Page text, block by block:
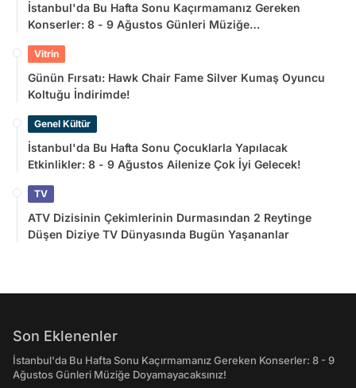
İstanbul'da Bu Hafta Sonu Kaçırmamanız Gereken
Konserler: 8 - 9 Ağustos Günleri Müziğe
Vitrin
Günün Fırsatı: Hawk Chair Fame Silver Kumaş Oyuncu
Koltuğu İndirimde!
Genel Kültür
İstanbul'da Bu Hafta Sonu Çocuklarla Yapılacak
Etkinlikler: 8 - 9 Ağustos Ailenize Çok İyi Gelecek!
TV
ATV Dizisinin Çekimlerinin Durmasından 2 Reytinge
Düşen Diziye TV Dünyasında Bugün Yaşananlar
Son Eklenenler
İstanbul'da Bu Hafta Sonu Kaçırmamanız Gereken Konserler: 8 - 9
Ağustos Günleri Müziğe Doyamayacaksınız!